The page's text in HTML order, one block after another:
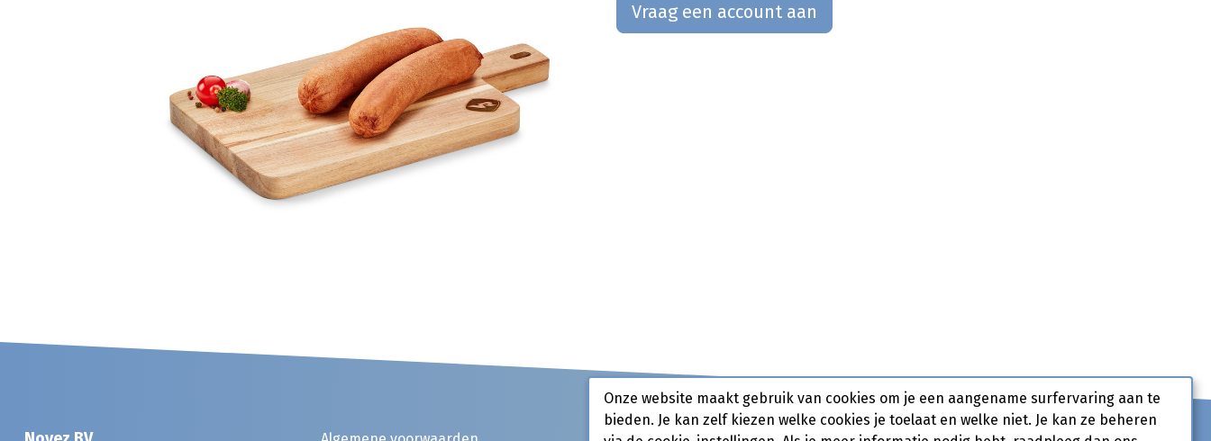
Vraag een account aan
Onze website maakt gebruik van cookies om je een aangename surfervaring aan te
bieden. Je kan zelf kiezen welke cookies je toelaat en welke niet. Je kan ze beheren